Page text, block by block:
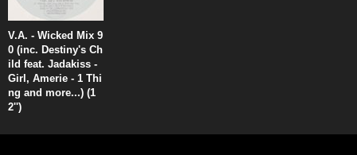
V.A. - Wicked Mix 9
0 (inc. Destiny's Ch
ild feat. Jadakiss -
Girl, Amerie - 1 Thi
ng and more...) (1
2'')